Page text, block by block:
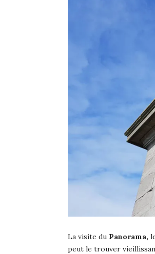
La visite du Panorama,
peut le trouver